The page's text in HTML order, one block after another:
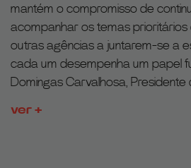
mantém o compromisso de
acompanhar os temas
outras agências a juntarem-se a
cada um desempenha um papel
Domingas Carvalhosa, Presidente
ver +